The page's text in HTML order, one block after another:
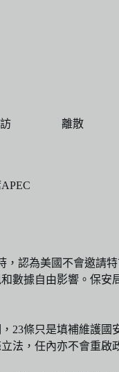
離散
，認為美國不會邀
數據自由影響。保
23條只是填補維護
法，任內亦不會重啟